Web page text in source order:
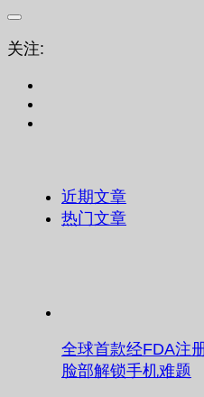
关注:
近期文章
热门文章
全球首款经FDA注
脸部解锁手机难题